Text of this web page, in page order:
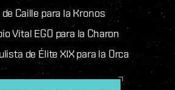
de Caille para la Kronos
Vital EGO para la Charon
de Élite XIX para la Orca